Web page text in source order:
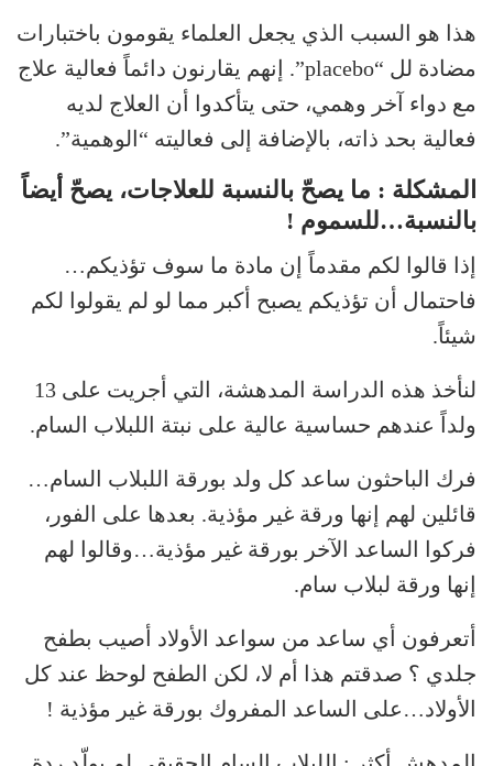
هذا هو السبب الذي يجعل العلماء يقومون باختبارات
مضادة لل “placebo”. إنهم يقارنون دائماً فعالية علاج
مع دواء آخر وهمي، حتى يتأكدوا أن العلاج لديه
فعالية بحد ذاته، بالإضافة إلى فعاليته “الوهمية”.
المشكلة : ما يصحّ بالنسبة للعلاجات، يصحّ أيضاً
بالنسبة…للسموم !
إذا قالوا لكم مقدماً إن مادة ما سوف تؤذيكم…
فاحتمال أن تؤذيكم يصبح أكبر مما لو لم يقولوا لكم
شيئاً.
لنأخذ هذه الدراسة المدهشة، التي أجريت على 13
ولداً عندهم حساسية عالية على نبتة اللبلاب السام.
فرك الباحثون ساعد كل ولد بورقة اللبلاب السام…
قائلين لهم إنها ورقة غير مؤذية. بعدها على الفور،
فركوا الساعد الآخر بورقة غير مؤذية…وقالوا لهم
إنها ورقة لبلاب سام.
أتعرفون أي ساعد من سواعد الأولاد أصيب بطفح
جلدي ؟ صدقتم هذا أم لا، لكن الطفح لوحظ عند كل
الأولاد…على الساعد المفروك بورقة غير مؤذية !